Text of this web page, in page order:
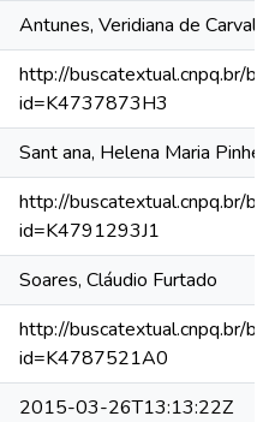
Antunes, Veridiana de
http://buscatextual.cnpq.br/
id=K4737873H3
Sant ana, Helena Maria
http://buscatextual.cnpq.br/
id=K4791293J1
Soares, Cláudio Furtado
http://buscatextual.cnpq.br/
id=K4787521A0
2015-03-26T13:13:22Z